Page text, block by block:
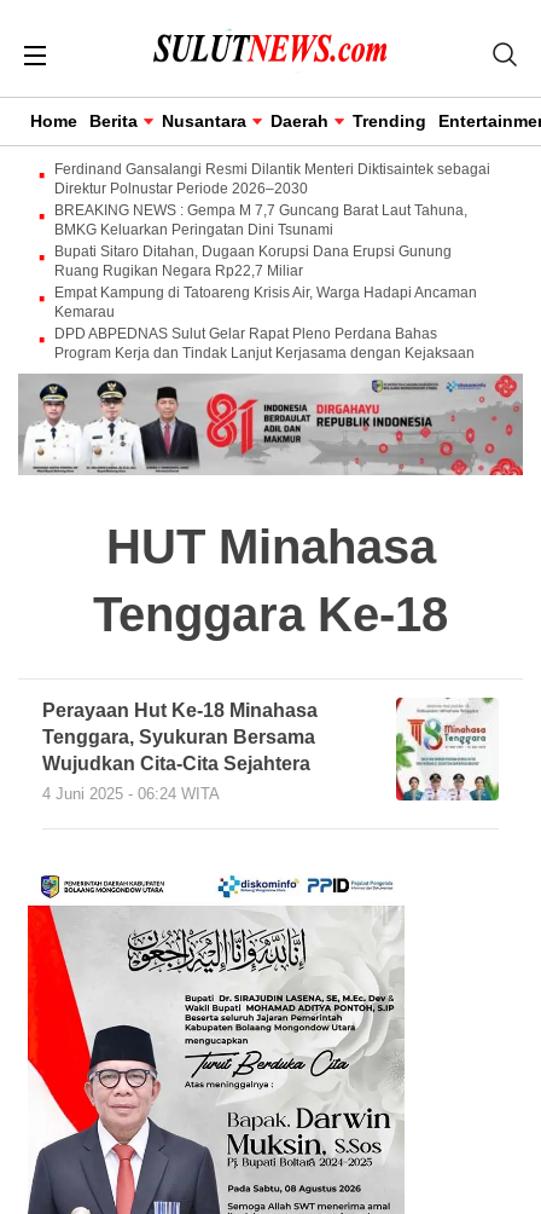
Home Berita Nusantara Daerah Trending
Ferdinand Gansalangi Resmi Dilantik Menteri Diktisaintek sebagai
Direktur Polnustar Periode 2026–2030
BREAKING NEWS : Gempa M 7,7 Guncang Barat Laut Tahuna,
BMKG Keluarkan Peringatan Dini Tsunami
Bupati Sitaro Ditahan, Dugaan Korupsi Dana Erupsi Gunung
Ruang Rugikan Negara Rp22,7 Miliar
Empat Kampung di Tatoareng Krisis Air, Warga Hadapi Ancaman
Kemarau
DPD ABPEDNAS Sulut Gelar Rapat Pleno Perdana Bahas
Program Kerja dan Tindak Lanjut Kerjasama dengan Kejaksaan
HUT Minahasa
Tenggara Ke-18
Perayaan Hut Ke-18 Minahasa
Tenggara, Syukuran Bersama
Wujudkan Cita-Cita Sejahtera
4 Juni 2025 - 06:24 WITA